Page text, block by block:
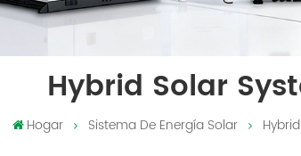
Hybrid Solar
Hogar Sistema De Energía Solar